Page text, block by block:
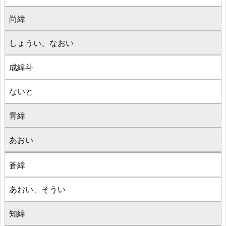
尚緯
しょうい、なおい
成緯斗
ないと
青緯
あおい
蒼緯
あおい、そうい
知緯